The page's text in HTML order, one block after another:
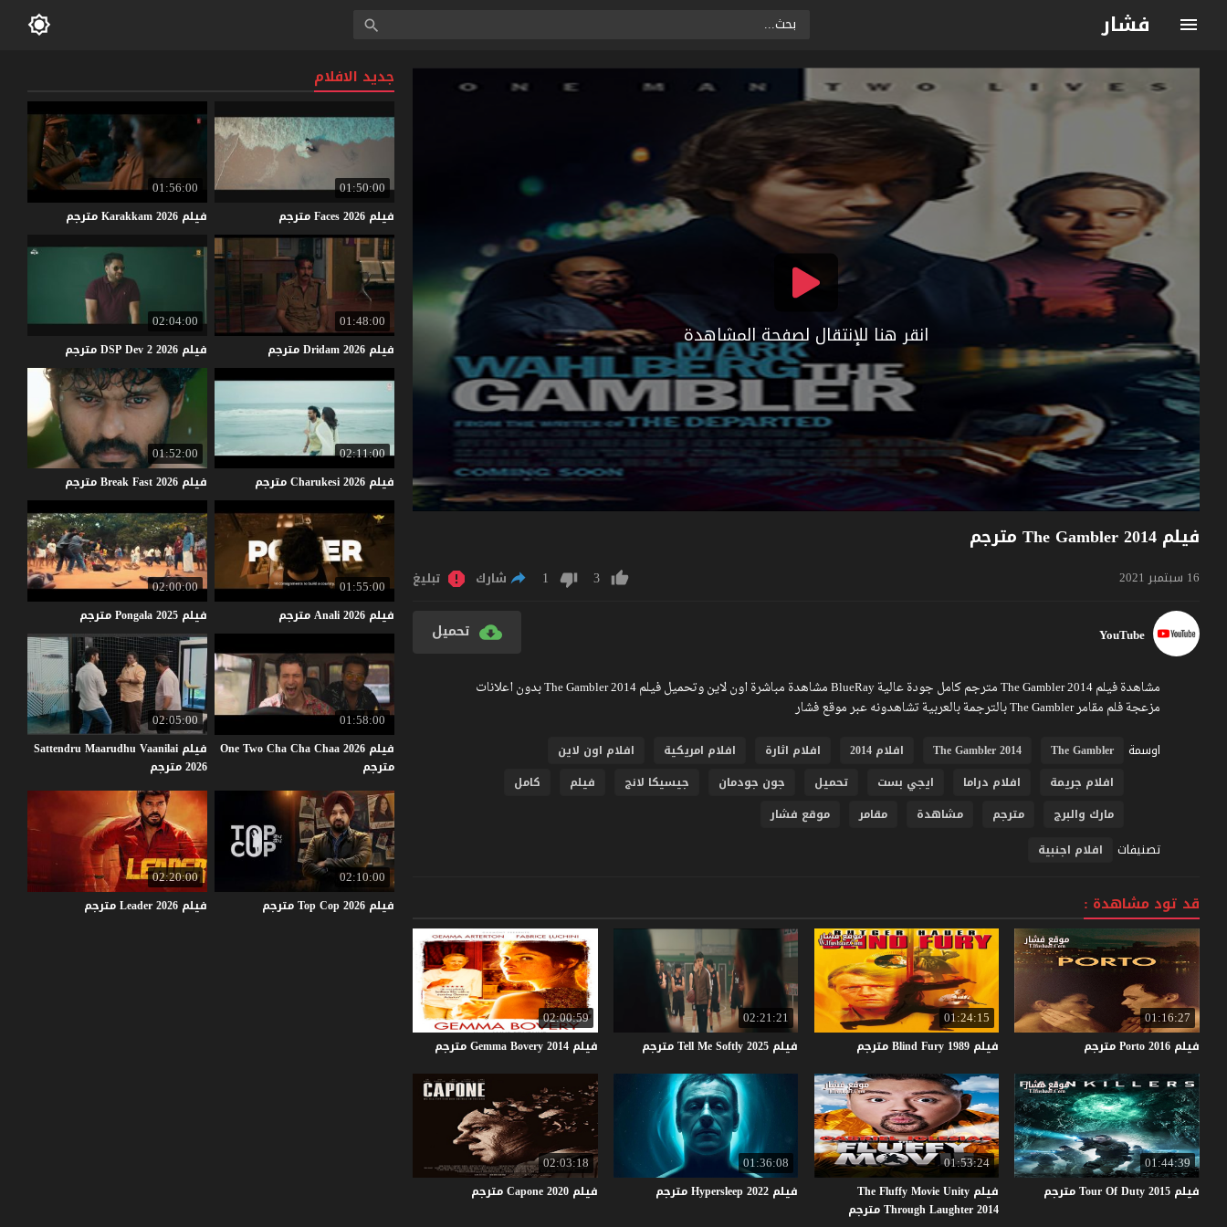
فشار
انقر هنا للإنتقال لصفحة المشاهدة
فيلم The Gambler 2014 مترجم
16 سبتمبر 2021 3
1 شارك تبليغ
YouTube تحميل
مشاهدة فيلم The Gambler 2014 مترجم كامل جودة عالية BlueRay مشاهدة مباشرة اون لاين وتحميل فيلم The Gambler 2014 بدون اعلانات
مزعجة فلم مقامر The Gambler بالترجمة بالعربية تشاهدونه عبر موقع فشار
اوسمة
The Gambler
The Gambler 2014 افلام 2014 افلام اثارة افلام امريكية
افلام اون لاين
افلام جريمة
افلام دراما ايجي بست تحميل جون جودمان جيسيكا لانج فيلم
كامل
مارك والبرج
مترجم مشاهدة مقامر موقع فشار
تصنيفات افلام اجنبية
قد تود مشاهدة :
01:16:27
فيلم Porto2016 مترجم
01:24:15
فيلم BlindFury 1989 مترجم
02:21:21
فيلم Tell Me Softly 2025 مترجم
02:00:59
فيلم GemmaBovery2014 مترجم
01:44:39
فيلم TourOfDuty2015 مترجم
01:53:24
فيلم The Fluffy Movie Unity
Through Laughter 2014 مترجم
01:36:08
فيلم Hypersleep 2022 مترجم
02:03:18
فيلم Capone2020 مترجم
جديد الافلام
01:50:00
فيلم Faces2026 مترجم
01:56:00
فيلم Karakkam2026 مترجم
01:48:00
فيلم Dridam2026 مترجم
02:04:00
فيلم DSPDev22026 مترجم
02:11:00
فيلم Charukesi2026 مترجم
01:52:00
فيلم BreakFast2026 مترجم
01:55:00
فيلم Anali2026 مترجم
02:00:00
فيلم Pongala2025 مترجم
01:58:00
فيلم One Two Cha Cha Chaa 2026
مترجم
02:05:00
فيلم Sattendru Maarudhu Vaanilai
2026 مترجم
02:10:00
فيلم TopCop2026 مترجم
02:20:00
فيلم Leader2026 مترجم